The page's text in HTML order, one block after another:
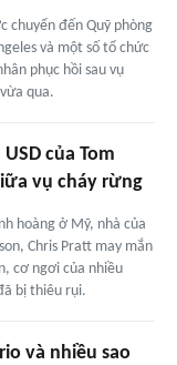
chuyển đến Quỹ phòng
và một số tổ chức
phục hồi sau vụ
qua.
của Tom
vụ cháy rừng
hoàng ở Mỹ, nhà của
Chris Pratt may mắn
cơ ngơi của nhiều
bị thiêu rụi.
và nhiều sao